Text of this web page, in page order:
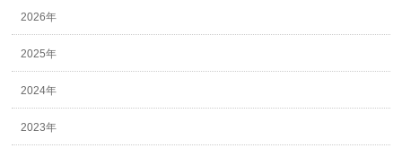
2026年
2025年
2024年
2023年